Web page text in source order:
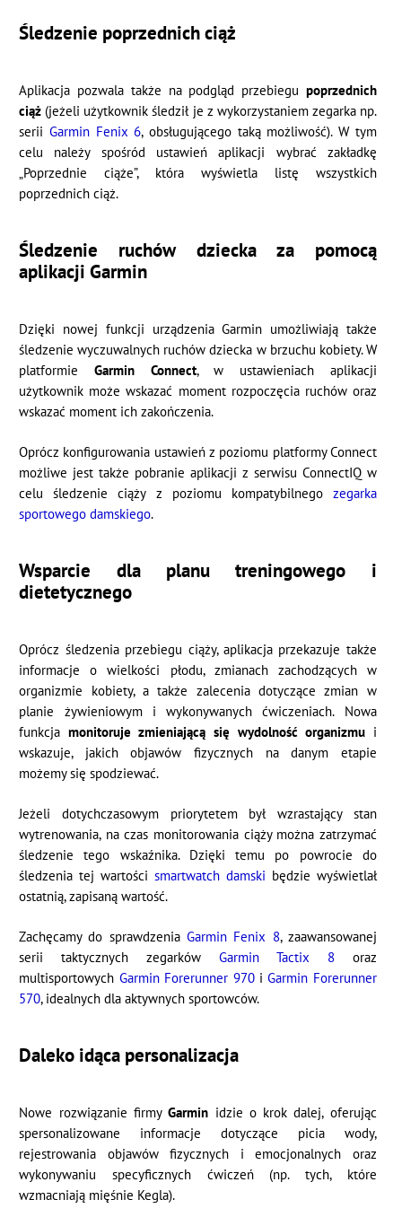
Śledzenie poprzednich ciąż
Aplikacja pozwala także na podgląd przebiegu poprzednich
ciąż (jeżeli użytkownik śledził je z wykorzystaniem zegarka np.
serii Garmin Fenix 6, obsługującego taką możliwość). W tym
celu należy spośród ustawień aplikacji wybrać zakładkę
„Poprzednie ciąże”, która wyświetla listę wszystkich
poprzednich ciąż.
Śledzenie ruchów dziecka za pomocą
aplikacji Garmin
Dzięki nowej funkcji urządzenia Garmin umożliwiają także
śledzenie wyczuwalnych ruchów dziecka w brzuchu kobiety. W
platformie Garmin Connect, w ustawieniach aplikacji
użytkownik może wskazać moment rozpoczęcia ruchów oraz
wskazać moment ich zakończenia.
Oprócz konfigurowania ustawień z poziomu platformy Connect
możliwe jest także pobranie aplikacji z serwisu ConnectIQ w
celu śledzenie ciąży z poziomu kompatybilnego zegarka
sportowego damskiego.
Wsparcie dla planu treningowego i
dietetycznego
Oprócz śledzenia przebiegu ciąży, aplikacja przekazuje także
informacje o wielkości płodu, zmianach zachodzących w
organizmie kobiety, a także zalecenia dotyczące zmian w
planie żywieniowym i wykonywanych ćwiczeniach. Nowa
funkcja monitoruje zmieniającą się wydolność organizmu i
wskazuje, jakich objawów fizycznych na danym etapie
możemy się spodziewać.
Jeżeli dotychczasowym priorytetem był wzrastający stan
wytrenowania, na czas monitorowania ciąży można zatrzymać
śledzenie tego wskaźnika. Dzięki temu po powrocie do
śledzenia tej wartości smartwatch damski będzie wyświetlał
ostatnią, zapisaną wartość.
Zachęcamy do sprawdzenia Garmin Fenix 8, zaawansowanej
serii taktycznych zegarków Garmin Tactix 8 oraz
multisportowych Garmin Forerunner 970iGarmin Forerunner
570, idealnych dla aktywnych sportowców.
Daleko idąca personalizacja
Nowe rozwiązanie firmyGarmin idzie o krok dalej, oferując
spersonalizowane informacje dotyczące picia wody,
rejestrowania objawów fizycznych i emocjonalnych oraz
wykonywaniu specyficznych ćwiczeń (np. tych, które
wzmacniają mięśnie Kegla).